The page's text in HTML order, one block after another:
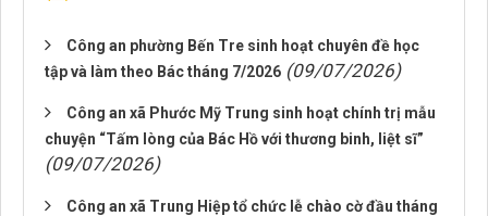
Công an phường Bến Tre sinh hoạt chuyên đề học
tập và làm theo Bác tháng 7/2026 (09/07/2026)
Công an xã Phước Mỹ Trung sinh hoạt chính trị mẫu
chuyện “Tấm lòng của Bác Hồ với thương binh, liệt sĩ”
(09/07/2026)
Công an xã Trung Hiệp tổ chức lễ chào cờ đầu tháng